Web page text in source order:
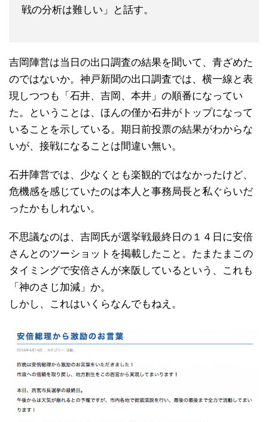
戦の分析は難しい」と話す。
吉岡陣営は当日の出口調査の結果を聞いて、青ざめた
のではないか。神戸新聞の出口調査では、横一線と表
現しつつも「石井、吉岡、本井」の順番になってい
た。ということは、ほんの僅か石井がトップになって
いることを示している。期日前投票の結果がわからな
いが、接戦になることは間違い無い。
石井陣営では、少なくとも楽観的ではなかったけど、
危機感を感じていたのは本人と事務局長と私ぐらいだ
ったかもしれない。
不思議なのは、吉岡氏が選挙戦最終日の１４日に安倍
さんとのツーショットを掲載したこと。たまたまこの
タイミングで安倍さんが来阪しているという、これも
「神のさじ加減」か。
しかし、これはいくらなんでもねえ。